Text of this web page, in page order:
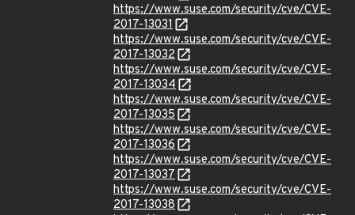
https://www.suse.com/security/cve/CVE-
2017-13031
https://www.suse.com/security/cve/CVE-
2017-13032
https://www.suse.com/security/cve/CVE-
2017-13034
https://www.suse.com/security/cve/CVE-
2017-13035
https://www.suse.com/security/cve/CVE-
2017-13036
https://www.suse.com/security/cve/CVE-
2017-13037
https://www.suse.com/security/cve/CVE-
2017-13038